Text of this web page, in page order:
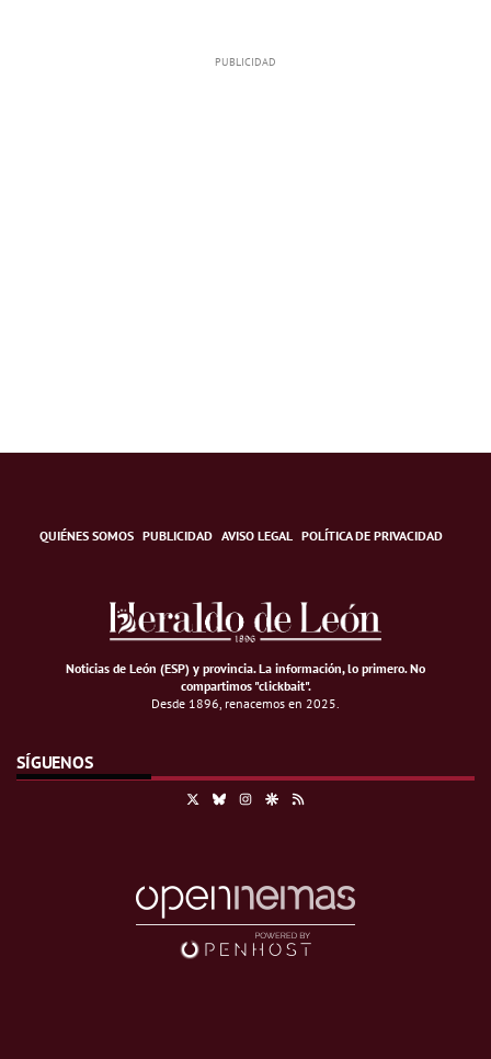
QUIÉNES SOMOS PUBLICIDAD AVISO LEGAL POLÍTICA DE PRIVACIDAD
Noticias de León (ESP) y provincia. La información, lo primero.No
compartimos "clickbait".
Desde 1896, renacemos en 2025.
SÍGUENOS
BlueskyInstagramGoogle Discover